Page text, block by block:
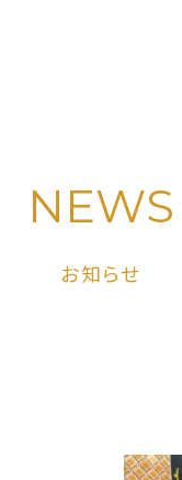
NEWS
お知らせ